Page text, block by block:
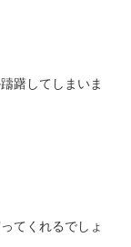
躇してしまいま
てくれるでしょ